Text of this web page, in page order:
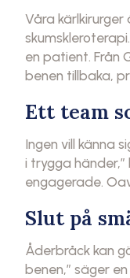
Våra
en patient. Från
benen tillbaka,
Ett team
Ingen vill känna
i trygga
engagerade.
Slut på
Åderbråck kan
benen,” säger